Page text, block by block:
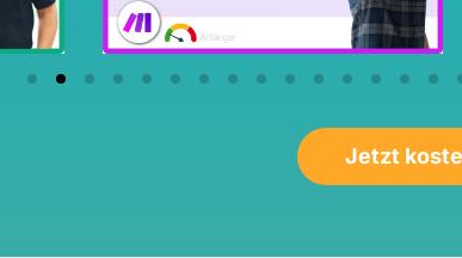
Jetzt